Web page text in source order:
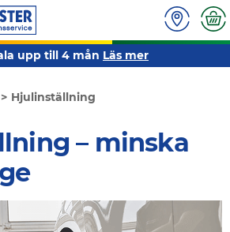
upp till 4 mån Läs mer
Hjulinställning
– minska